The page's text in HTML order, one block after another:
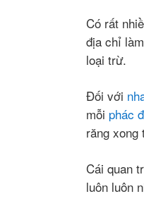
Có rất
địa chỉ
loại trừ.
Đối với
mỗi phác
răng
Cái quan
luôn luôn